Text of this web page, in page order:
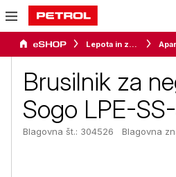
Lepota in zdravje
Brusilnik za
Sogo LPE-
Blagovna št.: 304526 Blagovna